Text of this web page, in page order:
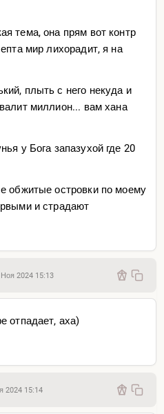
тема, она прям вот контр
мир лихорадит, я на
плыть с него некуда и
миллион... вам хана
у Бога запазухой где 20
обжитые островки по моему
и страдают
2024 15:13
отпадает, аха)
2024 15:14